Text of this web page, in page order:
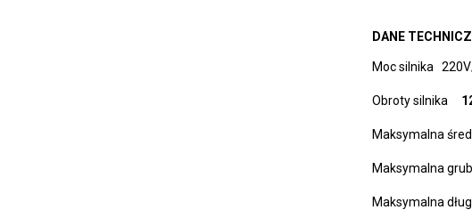
DANE
Moc silnika
Obroty silnika
Maksymalna
Maksymalna
Maksymalna